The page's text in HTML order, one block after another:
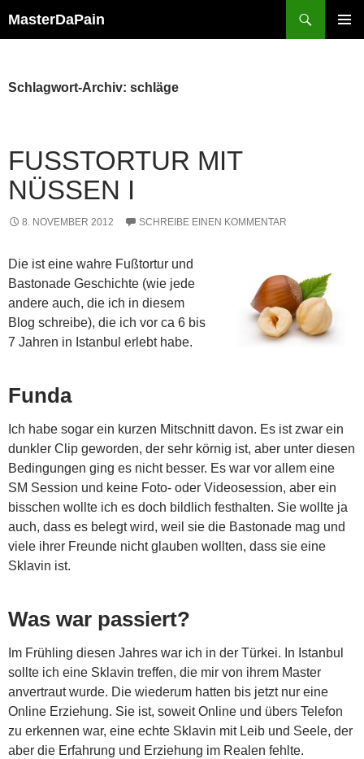
Inhalt
MasterDaPain
Schlagwort-Archiv: schläge
FUSSTORTUR MIT N
ÜSSEN I
8. NOVEMBER 2012 SCHREIBE EINEN KOMMENTAR
Die ist eine wahre Fußtortur und
Bastonade Geschichte (wie jede
andere auch, die ich in diesem
Blog schreibe), die ich vor ca 6 bis
7 Jahren in Istanbul erlebt habe.
Funda
Ich habe sogar ein kurzen Mitschnitt davon. Es ist zwar ein
dunkler Clip geworden, der sehr körnig ist, aber unter diesen
Bedingungen ging es nicht besser. Es war vor allem eine
SM Session und keine Foto- oder Videosession, aber ein
bisschen wollte ich es doch bildlich festhalten. Sie wollte ja
auch, dass es belegt wird, weil sie die Bastonade mag und
viele ihrer Freunde nicht glauben wollten, dass sie eine
Sklavin ist.
Was war passiert?
Im Frühling diesen Jahres war ich in der Türkei. In Istanbul
sollte ich eine Sklavin treffen, die mir von ihrem Master
anvertraut wurde. Die wiederum hatten bis jetzt nur eine
Online Erziehung. Sie ist, soweit Online und übers Telefon
zu erkennen war, eine echte Sklavin mit Leib und Seele, der
aber die Erfahrung und Erziehung im Realen fehlte.